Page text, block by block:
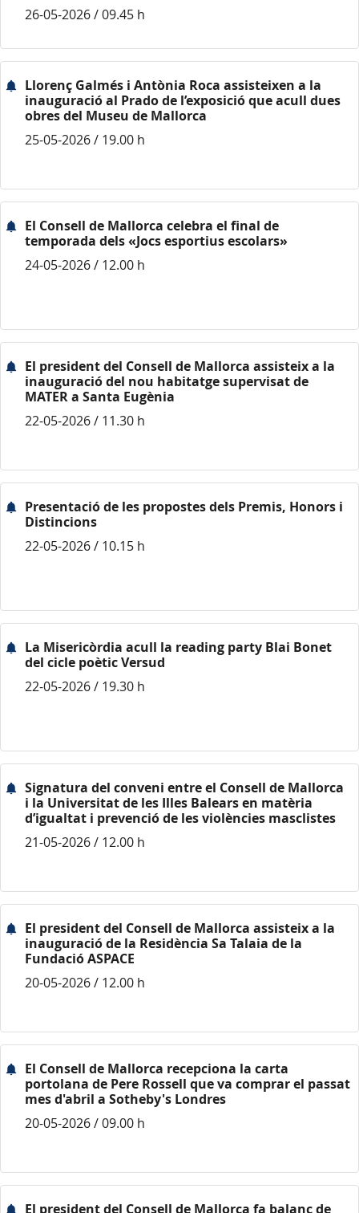
26-05-2026 / 09.45 h
Llorenç Galmés i Antònia Roca assisteixen a la
inauguració al Prado de l’exposició que acull dues
obres del Museu de Mallorca
25-05-2026 / 19.00 h
El Consell de Mallorca celebra el final de
temporada dels «Jocs esportius escolars»
24-05-2026 / 12.00 h
El president del Consell de Mallorca assisteix a la
inauguració del nou habitatge supervisat de
MATER a Santa Eugènia
22-05-2026 / 11.30 h
Presentació de les propostes dels Premis, Honors i
Distincions
22-05-2026 / 10.15 h
La Misericòrdia acull la reading party Blai Bonet
del cicle poètic Versud
22-05-2026 / 19.30 h
Signatura del conveni entre el Consell de Mallorca
i la Universitat de les Illes Balears en matèria
d’igualtat i prevenció de les violències masclistes
21-05-2026 / 12.00 h
El president del Consell de Mallorca assisteix a la
inauguració de la Residència Sa Talaia de la
Fundació ASPACE
20-05-2026 / 12.00 h
El Consell de Mallorca recepciona la carta
portolana de Pere Rossell que va comprar el passat
mes d'abril a Sotheby's Londres
20-05-2026 / 09.00 h
El president del Consell de Mallorca fa balanç de